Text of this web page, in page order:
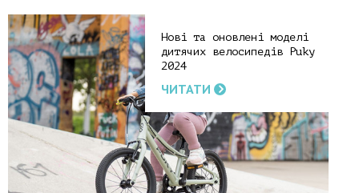
Нові та оновлені моделі
дитячих велосипедів Puky
2024
ЧИТАТИ